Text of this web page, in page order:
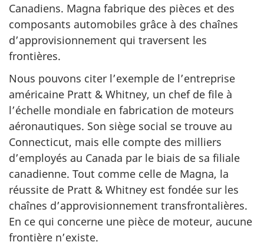
Canadiens. Magna fabrique des pièces et des
composants automobiles grâce à des chaînes
d’approvisionnement qui traversent les
frontières.
Nous pouvons citer l’exemple de l’entreprise
américaine Pratt & Whitney, un chef de file à
l’échelle mondiale en fabrication de moteurs
aéronautiques. Son siège social se trouve au
Connecticut, mais elle compte des milliers
d’employés au Canada par le biais de sa filiale
canadienne. Tout comme celle de Magna, la
réussite de Pratt & Whitney est fondée sur les
chaînes d’approvisionnement transfrontalières.
En ce qui concerne une pièce de moteur, aucune
frontière n’existe.